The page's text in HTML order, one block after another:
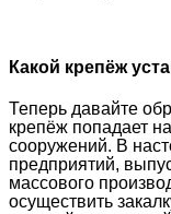
Какой крепёж
Теперь давайте
крепёж попадает
сооружений. В
предприятий,
массового
осуществить